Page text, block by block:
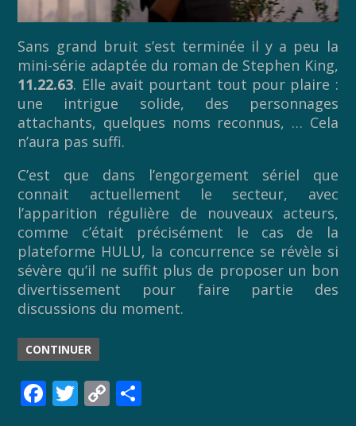
Sans grand bruit s’est terminée il y a peu la
mini-série adaptée du roman de Stephen King,
11.22.63. Elle avait pourtant tout pour plaire :
une intrigue solide, des personnages
attachants, quelques noms reconnus, … Cela
n’aura pas suffi.
C’est que dans l’engorgement sériel que
connait actuellement le secteur, avec
l’apparition régulière de nouveaux acteurs,
comme c’était précisément le cas de la
plateforme HULU, la concurrence se révèle si
sévère qu’il ne suffit plus de proposer un bon
divertissement pour faire partie des
discussions du moment.
CONTINUER
F T C